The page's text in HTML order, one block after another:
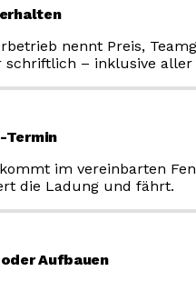
nennt Preis,
schriftlich – inklusive aller
Termin
im vereinbarten
die Ladung und fährt.
Aufbauen